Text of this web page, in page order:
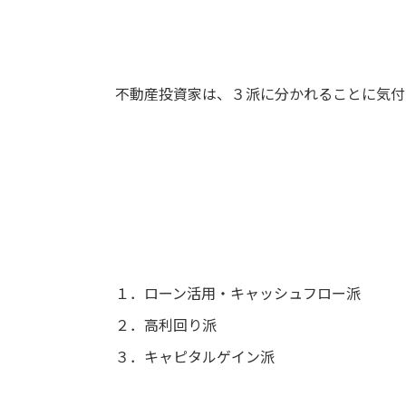
不動産投資家は、３派に分かれることに気
１．ローン活用・キャッシュフロー派
２．高利回り派
３．キャピタルゲイン派